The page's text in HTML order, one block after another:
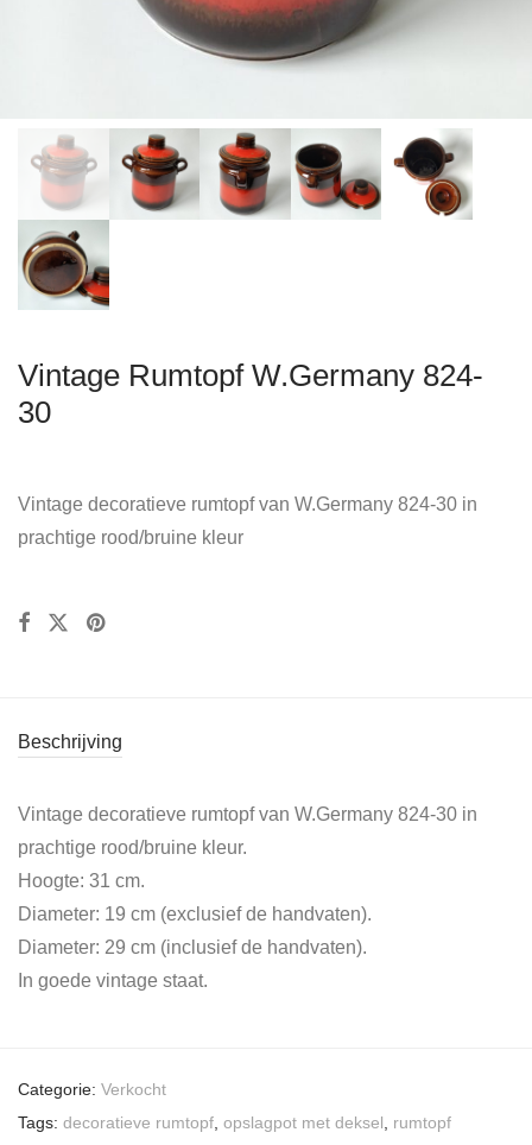
Vintage Rumtopf W.Germany 824-
30
Vintage decoratieve rumtopf van W.Germany 824-30 in
prachtige rood/bruine kleur
Beschrijving
Vintage decoratieve rumtopf van W.Germany 824-30 in
prachtige rood/bruine kleur.
Hoogte: 31 cm.
Diameter: 19 cm (exclusief de handvaten).
Diameter: 29 cm (inclusief de handvaten).
In goede vintage staat.
Categorie: Verkocht
Tags: decoratieve rumtopf opslagpot met deksel
rumtopf